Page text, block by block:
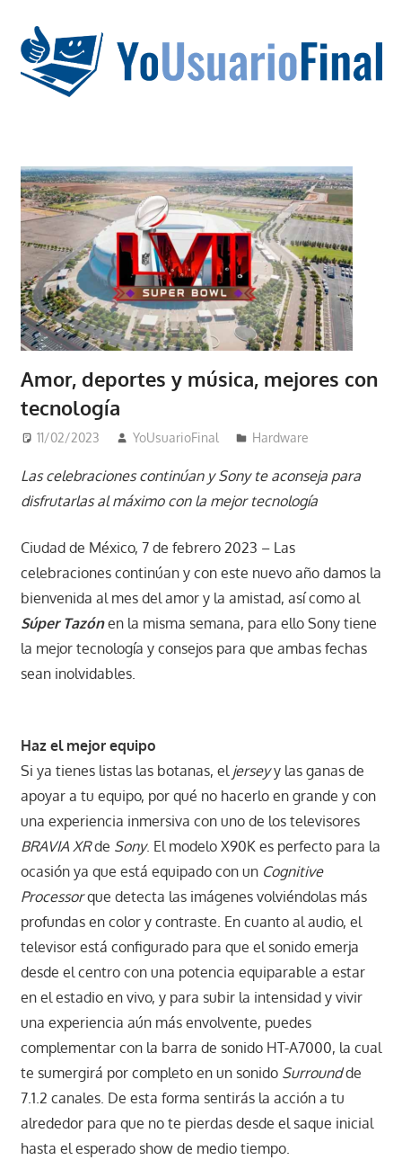
contenido
no
tiene
que
estar
en
chino
Amor, deportes y música, mejores con
tecnología
11/02/2023 YoUsuarioFinal Hardware
Las celebraciones continúan y Sony te aconseja para
disfrutarlas al máximo con la mejor tecnología
Ciudad de México, 7 de febrero 2023 – Las
celebraciones continúan y con este nuevo año damos la
bienvenida al mes del amor y la amistad, así como al
Súper Tazónen la misma semana, para ello Sony tiene
la mejor tecnología y consejos para que ambas fechas
sean inolvidables.
Haz el mejor equipo
Si ya tienes listas las botanas, el jerseyy las ganas de
apoyar a tu equipo, por qué no hacerlo en grande y con
una experiencia inmersiva con uno de los televisores
BRAVIA XRde Sony. El modelo X90K es perfecto para la
ocasión ya que está equipado con un Cognitive
Processorque detecta las imágenes volviéndolas más
profundas en color y contraste. En cuanto al audio, el
televisor está configurado para que el sonido emerja
desde el centro con una potencia equiparable a estar
en el estadio en vivo, y para subir la intensidad y vivir
una experiencia aún más envolvente, puedes
complementar con la barra de sonido HT-A7000, la cual
te sumergirá por completo en un sonido Surroundde
7.1.2 canales. De esta forma sentirás la acción a tu
alrededor para que no te pierdas desde el saque inicial
hasta el esperado show de medio tiempo.